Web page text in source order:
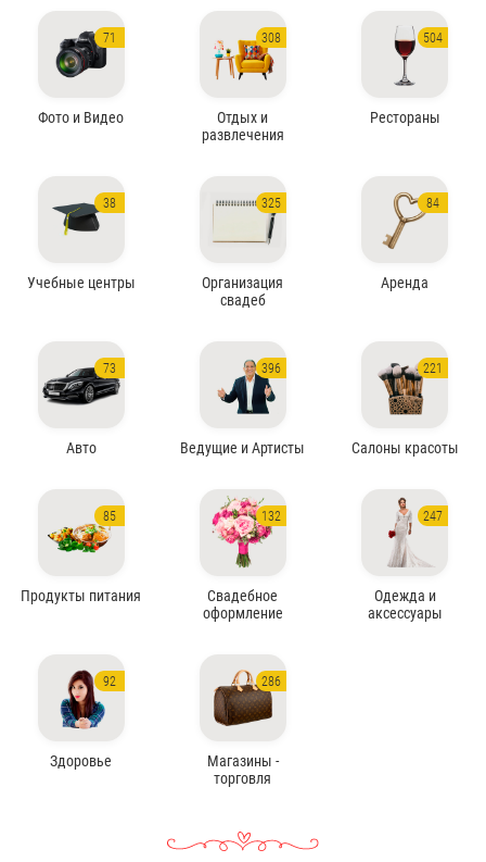
71
Фото и Видео
308
Отдых и
развлечения
504
Рестораны
38
Учебные центры
325
Организация
свадеб
84
Аренда
73
Авто
396
Ведущие и Артисты
221
Салоны красоты
85
Продукты питания
132
Свадебное
оформление
247
Одежда и
аксессуары
92
Здоровье
286
Магазины -
торговля